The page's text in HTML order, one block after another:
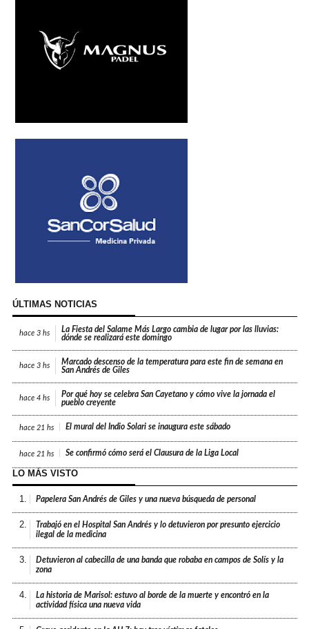
ÚLTIMAS NOTICIAS
hace 3 hs
La Fiesta del Salame Más Largo cambia de lugar por las lluvias:
dónde se realizará este domingo
hace 3 hs
Marcado descenso de la temperatura para este fin de semana en
San Andrés de Giles
hace 4 hs
Por qué hoy se celebra San Cayetano y cómo vive la jornada el
pueblo creyente
hace 21 hs El mural del Indio Solari se inaugura este sábado
hace 21 hs Se confirmó cómo será el Clausura de la Liga Local
LO MÁS VISTO
1. Papelera San Andrés de Giles y una nueva búsqueda de personal
2.
Trabajó en el Hospital San Andrés y lo detuvieron por presunto ejercicio
ilegal de la medicina
3.
Detuvieron al cabecilla de una banda que robaba en campos de Solís y la
zona
4.
La historia de Marisol: estuvo al borde de la muerte y encontró en la
actividad física una nueva vida